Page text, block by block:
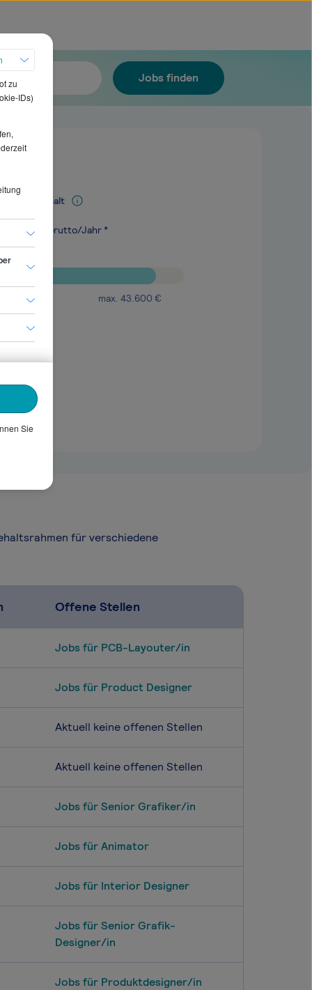
Jobs finden
Mediangehalt
€ brutto/Jahr *
max. 43.600 €
für verschiedene
Offene Stellen
Jobs für PCB-Layouter/in
Jobs für Product Designer
Aktuell keine offenen Stellen
Aktuell keine offenen Stellen
Jobs für Senior Grafiker/in
Jobs für Animator
Jobs für Interior Designer
Jobs für Senior Grafik-
Designer/in
Jobs für Produktdesigner/in
zu
IDs)
Sie